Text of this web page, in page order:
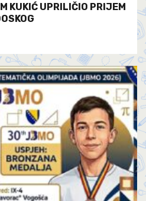
KUKIĆ UPRILIČIO PRIJEM